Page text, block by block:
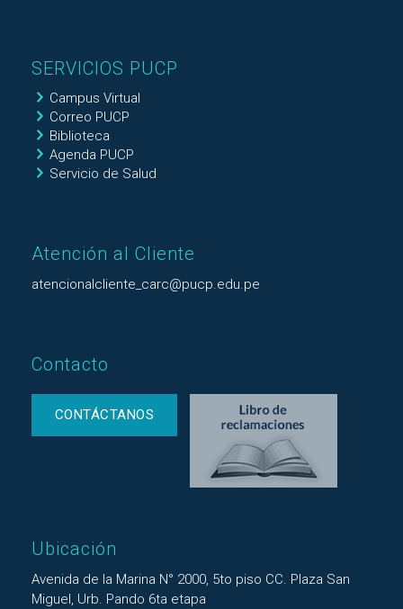
SERVICIOS PUCP
Campus Virtual
Correo PUCP
Biblioteca
Agenda PUCP
Servicio de Salud
Atención al Cliente
atencionalcliente_carc@pucp.edu.pe
Contacto
CONTÁCTANOS
Ubicación
Avenida de la Marina N° 2000, 5to piso CC. Plaza San
Miguel, Urb. Pando 6ta etapa